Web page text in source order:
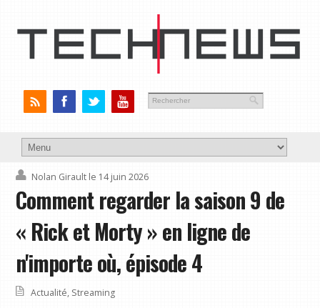
Nolan Girault le 14 juin 2026
Comment regarder la saison 9 de
« Rick et Morty » en ligne de
n'importe où, épisode 4
Actualité, Streaming